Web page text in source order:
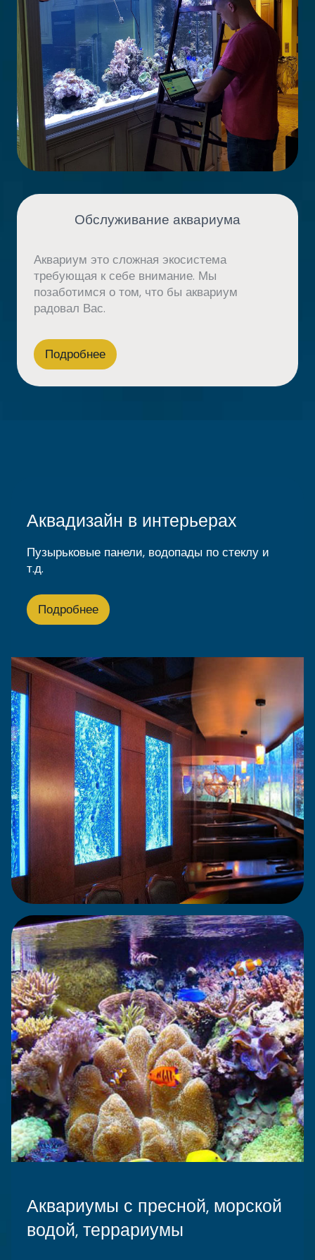
Обслуживание аквариума
Аквариум это сложная экосистема
требующая к себе внимание. Мы
позаботимся о том, что бы аквариум
радовал Вас.
Подробнее
Аквадизайн в интерьерах
Пузырьковые панели, водопады по стеклу и
т.д.
Подробнее
Аквариумы с пресной, морской
водой, террариумы